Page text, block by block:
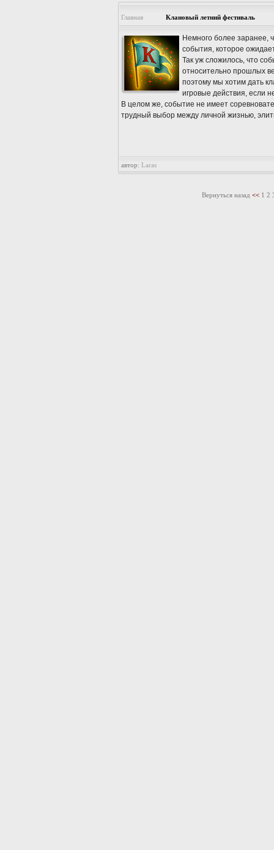
Главная Клановый летний фестиваль
Немного более заранее,
события, которое
Так уж сложилось, что
относительно прошлых
поэтому мы хотим дать
игровые действия, если
В целом же, событие не имеет
трудный выбор между личной жизнью,
автор: Laras
Вернуться назад << 1 2